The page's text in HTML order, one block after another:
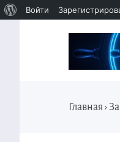
Главная ›
Войти